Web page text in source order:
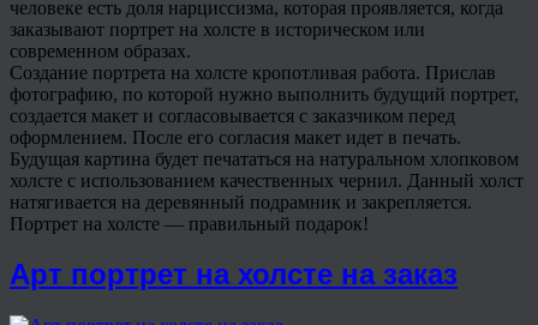
человеке есть доля нарциссизма, которая проявляется, когда
заказывают портрет на холсте в историческом или
современном образах.
Создание портрета на холсте кропотливая работа. Прислав
фотографию, по которой нужно выполнить будущий портрет,
создается макет и согласовывается с заказчиком перед
оформлением. После его согласия макет идет в печать.
Будущая картина будет печататься на натуральном хлопковом
холсте с использованием качественных чернил. Данный холст
натягивается на деревянный подрамник и закрепляется.
Портрет на холсте — правильный подарок!
Арт портрет на холсте на заказ